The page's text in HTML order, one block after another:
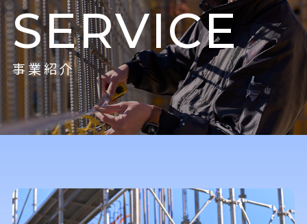
SERVICE
事 業紹介